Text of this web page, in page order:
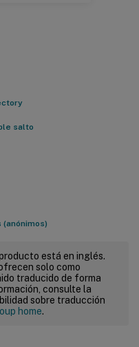
salto
está en inglés.
solo como
traducido de forma
consulte la
sobre traducción
home.